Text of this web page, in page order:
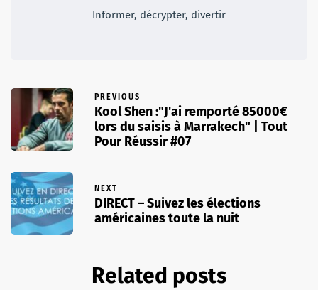
Informer, décrypter, divertir
PREVIOUS
Kool Shen :"J'ai remporté 85000€
lors du saisis à Marrakech" | Tout
Pour Réussir #07
NEXT
DIRECT – Suivez les élections
américaines toute la nuit
Related posts